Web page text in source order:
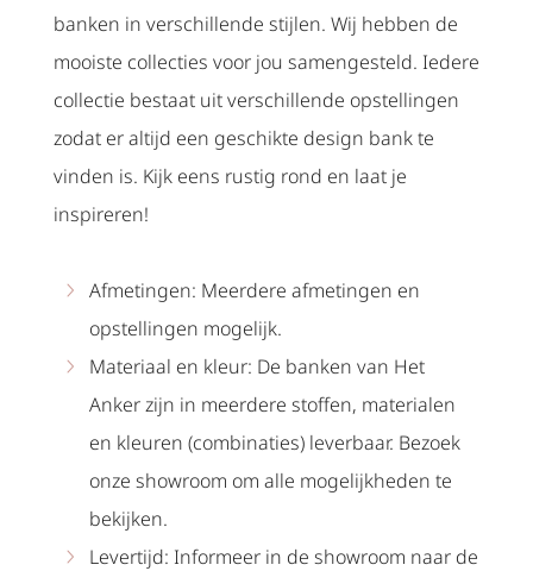
banken in verschillende stijlen. Wij hebben de
mooiste collecties voor jou samengesteld. Iedere
collectie bestaat uit verschillende opstellingen
zodat er altijd een geschikte design bank te
vinden is. Kijk eens rustig rond en laat je
inspireren!
Afmetingen: Meerdere afmetingen en
opstellingen mogelijk.
Materiaal en kleur: De banken van Het
Anker zijn in meerdere stoffen, materialen
en kleuren (combinaties) leverbaar. Bezoek
onze showroom om alle mogelijkheden te
bekijken.
Levertijd: Informeer in de showroom naar de